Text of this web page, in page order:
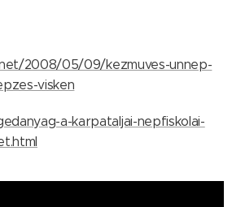
2008/05/09/kezmuves-unnep-
visken
a-karpataljai-nepfiskolai-